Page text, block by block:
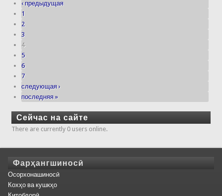
‹ предыдущая
1
2
3
4
5
6
7
следующая ›
последняя »
Сейчас на сайте
There are currently 0 users online.
Фарҳангшиносӣ
Осорхонашиносӣ
Кохҳо ва кушкҳо